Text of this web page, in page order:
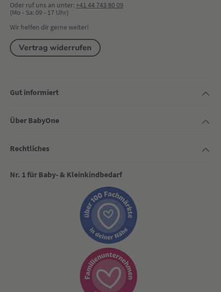
Oder ruf uns an unter:+41 44 743 80 09
(Mo - Sa: 09 - 17 Uhr)
Wir helfen dir gerne weiter!
Vertrag widerrufen
Gut informiert
Über BabyOne
Rechtliches
Nr. 1 für Baby- & Kleinkindbedarf